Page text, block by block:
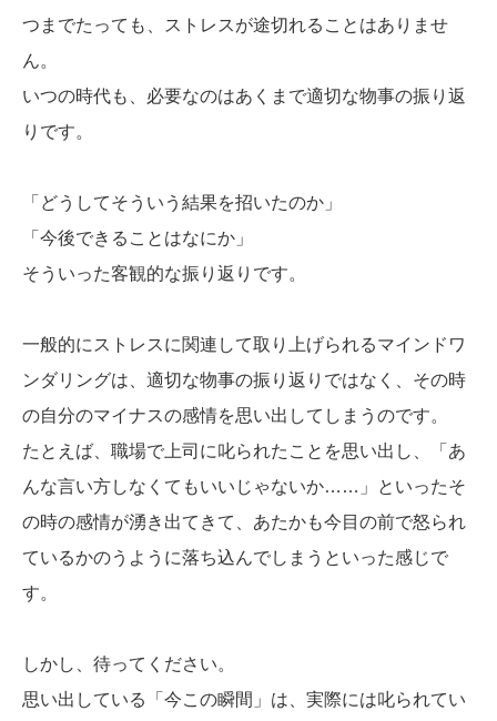
つまでたっても、ストレスが途切れることはありませ
ん。
いつの時代も、必要なのはあくまで適切な物事の振り返
りです。
「どうしてそういう結果を招いたのか」
「今後できることはなにか」
そういった客観的な振り返りです。
一般的にストレスに関連して取り上げられるマインドワ
ンダリングは、適切な物事の振り返りではなく、その時
の自分のマイナスの感情を思い出してしまうのです。
たとえば、職場で上司に叱られたことを思い出し、「あ
んな言い方しなくてもいいじゃないか……」といったそ
の時の感情が湧き出てきて、あたかも今目の前で怒られ
ているかのうように落ち込んでしまうといった感じで
す。
しかし、待ってください。
思い出している「今この瞬間」は、実際には叱られてい